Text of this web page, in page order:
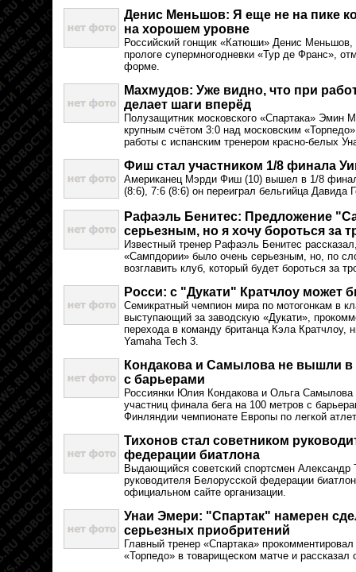
Денис Меньшов: Я еще не на пике
на хорошем уровне
Российский гонщик «Катюши» Денис Меньшов,
прологе супермногодневки «Тур де Франс»,
форме.
Махмудов: Уже видно, что при
делает шаги вперёд
Полузащитник московского «Спартака» Эмин
крупным счётом 3:0 над московским
работы с испанским тренером красно-белых
Фиш стал участником 1/8 финала
Американец Мэрди Фиш (10) вышел в 1/8
(8:6), 7:6 (8:6) он переиграл бельгийца Давида
Рафаэль Бенитес: Предложение
серьезным, но я хочу бороться за
Известный тренер Рафаэль Бенитес
«Сампдории» было очень серьезным, но, по
возглавить клуб, который будет бороться за
Росси: с "Дукати" Кратчлоу может
Семикратный чемпион мира по мотогонкам в
выступающий за заводскую «Дукати»,
перехода в команду британца Кэла Кратчлоу,
Yamaha Tech 3.
Кондакова и Самылова не вышли в
с барьерами
Россиянки Юлия Кондакова и Ольга Самылова
участниц финала бега на 100 метров с
Финляндии чемпионате Европы по легкой
Тихонов стал советником
федерации биатлона
Выдающийся советский спортсмен Александр
руководителя Белорусской федерации
официальном сайте организации.
Унаи Эмери: "Спартак" намерен
серьезных приобритений
Главный тренер «Спартака»
«Торпедо» в товарищеском матче и